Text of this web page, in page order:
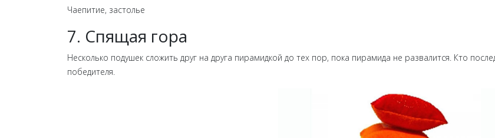
Чаепитие, застолье
7. Спящая гора
Несколько подушек сложить друг на друга пирамидкой до тех пор, пока пирамида не развалится. Кто
победителя.